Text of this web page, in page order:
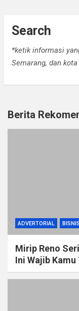
Search
*ketik informasi
Semarang, dan
Berita
ADVERTORIAL BISNIS
Mirip Reno
Ini Wajib